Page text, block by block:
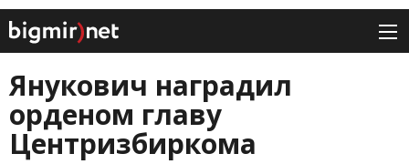
Янукович наградил
орденом главу
Центризбиркома